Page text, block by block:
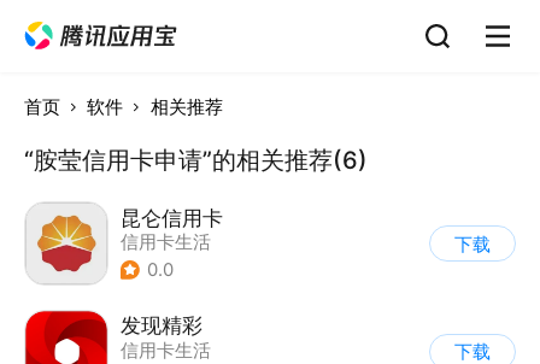
首页 软件 相关推荐
“胺莹信用卡申请”的相关推荐(6)
昆仑信用卡
信用卡生活
0.0
下载
发现精彩
信用卡生活
下载